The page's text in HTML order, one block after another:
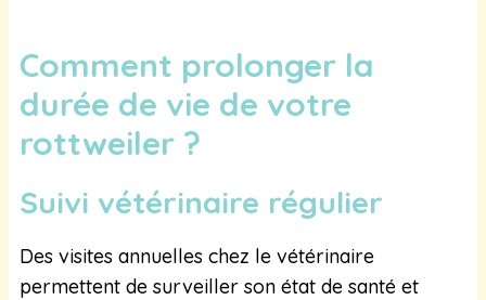
Comment prolonger la
durée de vie de votre
rottweiler ?
Suivi vétérinaire régulier
Des visites annuelles chez le vétérinaire
permettent de surveiller son état de santé et